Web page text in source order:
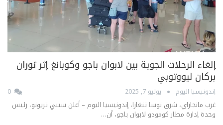
إلغاء الرحلات الجوية بين لابوان باجو وكوبانغ إثر ثوران
بركان ليووتوبي
إندونيسيا اليوم يوليو 7, 2025
غرب مانجاراي، شرق نوسا تنغارا، إندونيسيا اليوم – أعلن سيبي تريونو، رئيس
وحدة إدارة مطار كومودو لابوان باجو، أن…